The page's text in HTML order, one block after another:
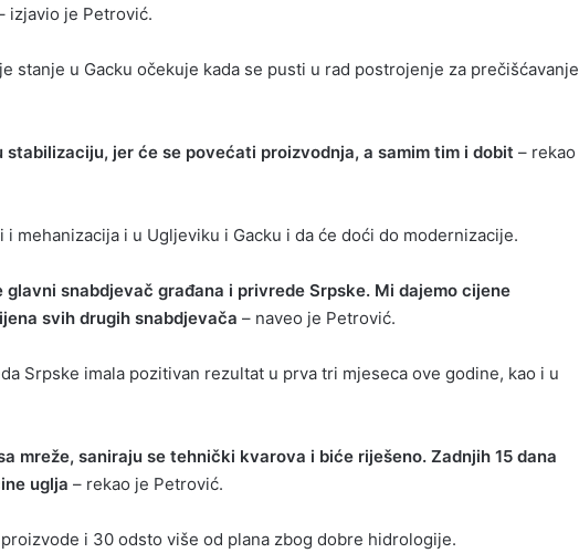
izjavio je Petrović.
stanje u Gacku očekuje kada se pusti u rad postrojenje za prečišćavanje
jer će se povećati proizvodnja, a samim tim i dobit – rekao
i mehanizacija i u Ugljeviku i Gacku i da će doći do modernizacije.
snabdjevač građana i privrede Srpske. Mi dajemo cijene
svih drugih snabdjevača – naveo je Petrović.
Srpske imala pozitivan rezultat u prva tri mjeseca ove godine, kao i u
mreže, saniraju se tehnički kvarova i biće riješeno. Zadnjih 15 dana
uglja – rekao je Petrović.
i 30 odsto više od plana zbog dobre hidrologije.